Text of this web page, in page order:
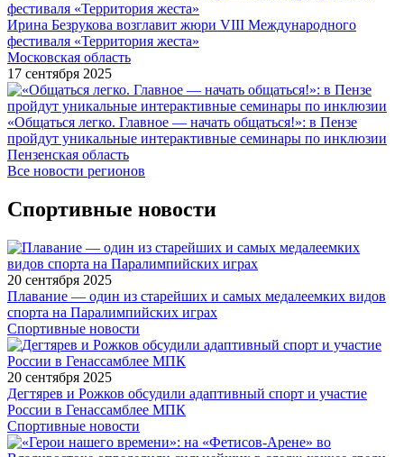
Ирина Безрукова возглавит жюри VIII Международного
фестиваля «Территория жеста»
Московская область
17 сентября 2025
«Общаться легко. Главное — начать общаться!»: в Пензе
пройдут уникальные интерактивные семинары по инклюзии
Пензенская область
Все новости регионов
Спортивные новости
20 сентября 2025
Плавание — один из старейших и самых медалеемких видов
спорта на Паралимпийских играх
Спортивные новости
20 сентября 2025
Дегтярев и Рожков обсудили адаптивный спорт и участие
России в Генассамблее МПК
Спортивные новости